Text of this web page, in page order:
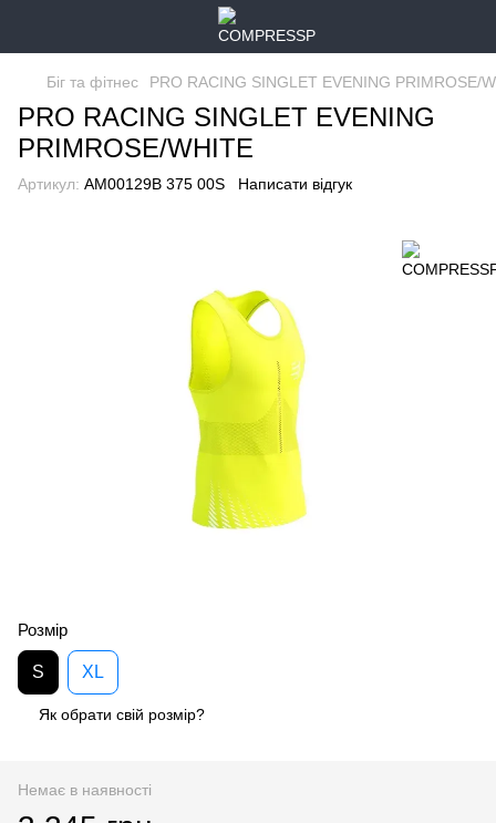
Біг та фітнес PRO RACING SINGLET EVENING PRIMROSE/
PRO RACING SINGLET EVENING
PRIMROSE/WHITE
Артикул: AM00129B 375 00S Написати відгук
Розмір
S XL
Як обрати свій розмір?
Немає в наявності